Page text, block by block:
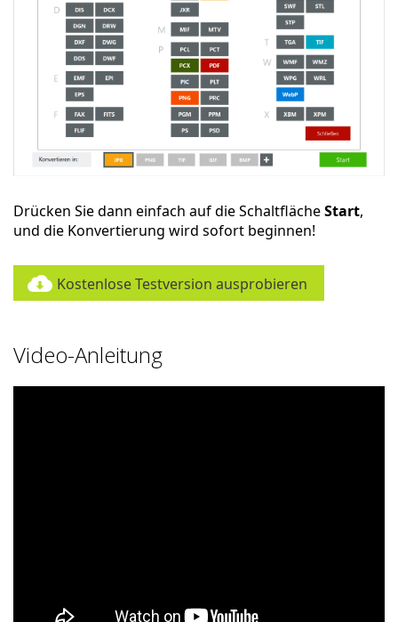
Drücken Sie dann einfach auf die SchaltflächeStart,
und die Konvertierung wird sofort beginnen!
Kostenlose Testversion ausprobieren
Video-Anleitung